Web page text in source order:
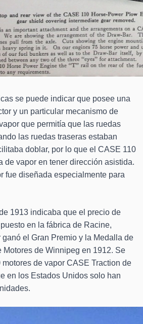
se puede indicar que posee una
y un particular mecanismo de
que permitía que las ruedas
las ruedas traseras estaban
doblar, por lo que el CASE 110
de vapor en tener dirección asistida.
fue diseñada especialmente para
1913 indicaba que el precio de
en la fábrica de Racine,
el Gran Premio y la Medalla de
Motores de Winnipeg en 1912. Se
de vapor CASE Traction de
en los Estados Unidos solo han